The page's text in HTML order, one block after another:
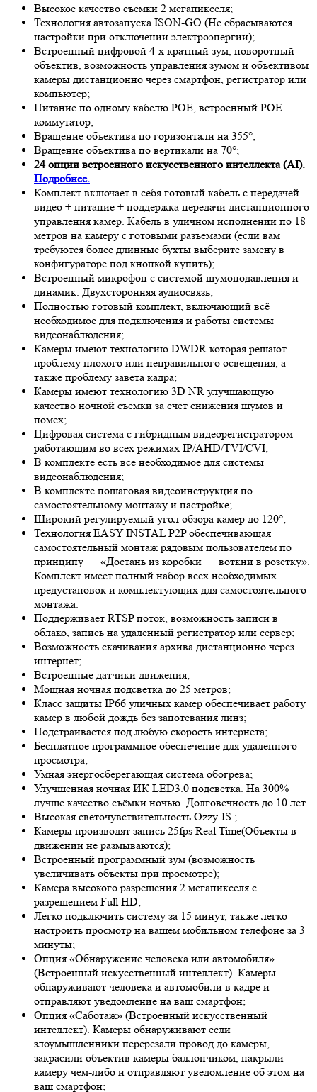
Высокое качество съемки 2 мегапикселя;
Технология автозапуска ISON-GO (Не сбрасываются
настройки при отключении электроэнергии);
Встроенный цифровой 4-х кратный зум, поворотный
объектив, возможность управления зумом и объективом
камеры дистанционно через смартфон, регистратор или
компьютер;
Питание по одному кабелю POE, встроенный POE
коммутатор;
Вращение объектива по горизонтали на 355°;
Вращение объектива по вертикали на 70°;
24 опции встроенного искусственного интеллекта (AI).
Подробнее.
Комплект включает в себя готовый кабель с передачей
видео + питание + поддержка передачи дистанционного
управления камер. Кабель в уличном исполнении по 18
метров на камеру с готовыми разъёмами (если вам
требуются более длинные бухты выберите замену в
конфигураторе под кнопкой купить);
Встроенный микрофон с системой шумоподавления и
динамик. Двухсторонняя аудиосвязь;
Полностью готовый комплект, включающий всё
необходимое для подключения и работы системы
видеонаблюдения;
Камеры имеют технологию DWDR которая решают
проблему плохого или неправильного освещения, а
также проблему завета кадра;
Камеры имеют технологию 3D NR улучшающую
качество ночной съемки за счет снижения шумов и
помех;
Цифровая система с гибридным видеорегистратором
работающим во всех режимах IP/AHD/TVI/CVI;
В комплекте есть все необходимое для системы
видеонаблюдения;
В комплекте пошаговая видеоинструкция по
самостоятельному монтажу и настройке;
Широкий регулируемый угол обзора камер до 120°;
Технология EASY INSTAL P2P обеспечивающая
самостоятельный монтаж рядовым пользователем по
принципу — «Достань из коробки — воткни в розетку».
Комплект имеет полный набор всех необходимых
предустановок и комплектующих для самостоятельного
монтажа.
Поддерживает RTSP поток, возможность записи в
облако, запись на удаленный регистратор или сервер;
Возможность скачивания архива дистанционно через
интернет;
Встроенные датчики движения;
Мощная ночная подсветка до 25 метров;
Класс защиты IP66 уличных камер обеспечивает работу
камер в любой дождь без запотевания линз;
Подстраивается под любую скорость интернета;
Бесплатное программное обеспечение для удаленного
просмотра;
Умная энергосберегающая система обогрева;
Улучшенная ночная ИК LED3.0 подсветка. На 300%
лучше качество съёмки ночью. Долговечность до 10 лет.
Высокая светочувствительность Ozzy-IS ;
Камеры производят запись 25fps Real Time(Объекты в
движении не размываются);
Встроенный программный зум (возможность
увеличивать объекты при просмотре);
Камера высокого разрешения 2 мегапикселя с
разрешением Full HD;
Легко подключить систему за 15 минут, также легко
настроить просмотр на вашем мобильном телефоне за 3
минуты;
Опция «Обнаружение человека или автомобиля»
(Встроенный искусственный интеллект). Камеры
обнаруживают человека и автомобили в кадре и
отправляют уведомление на ваш смартфон;
Опция «Саботаж» (Встроенный искусственный
интеллект). Камеры обнаруживают если
злоумышленники перерезали провод до камеры,
закрасили объектив камеры баллончиком, накрыли
камеру чем-либо и отправляют уведомление об этом на
ваш смартфон;